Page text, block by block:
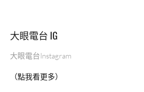
大眼電台 IG
大眼電台Instagram
（點我看更多）